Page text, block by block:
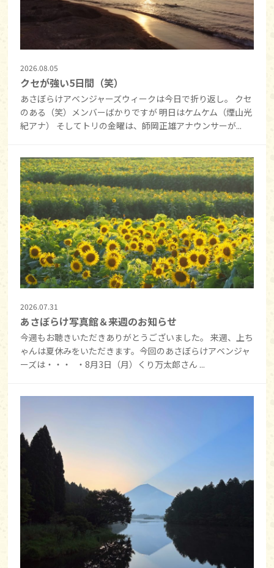
2026.08.05
クセが強い5日間（笑）
あさぼらけアベンジャーズウィークは今日で折り返し。 クセ
のある（笑）メンバーばかりですが 明日はケムケム（煙山光
紀アナ） そしてトリの金曜は、師岡正雄アナウンサーが...
2026.07.31
あさぼらけ写真館＆来週のお知らせ
今週もお聴きいただきありがとうございました。 来週、上ち
ゃんは夏休みをいただきます。今回のあさぼらけアベンジャ
ーズは・・・ ・8月3日（月）くり万太郎さん ...